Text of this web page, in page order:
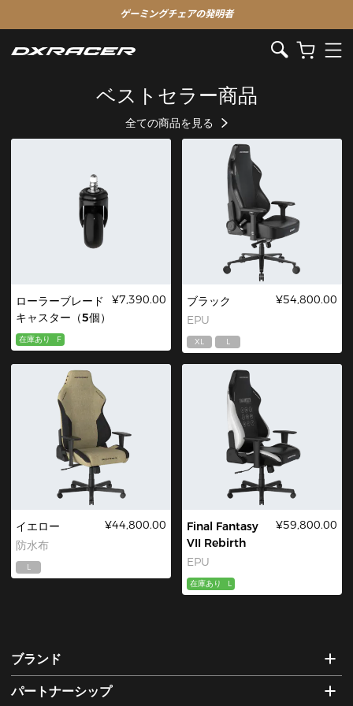
ゲーミングチェアの発明者
ベストセラー商品
全ての商品を見る
ローラーブレード
キャスター（5個）
¥7,390.00
在庫あり F
ブラック
EPU
¥54,800.00
XL L
イエロー
防水布
¥44,800.00
L
Final Fantasy
VII Rebirth
EPU
¥59,800.00
在庫あり L
ブランド
パートナーシップ